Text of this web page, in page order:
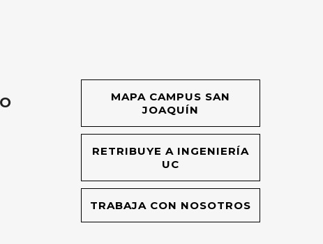
MAPA CAMPUS SAN
JOAQUÍN
RETRIBUYE A INGENIERÍA
UC
TRABAJA CON NOSOTROS